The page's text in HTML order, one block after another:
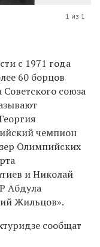
1 из 1
с 1971 года
60 борцов
союза
чемпион
Олимпийских
и Николай
Абдула
Жильцов».
сообщат